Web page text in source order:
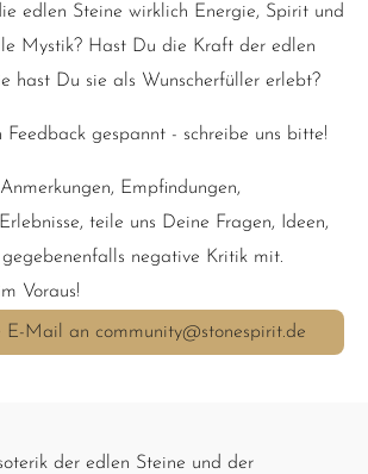
edlen Steine wirklich Energie, Spirit und
Mystik? Hast Du die Kraft der edlen
hast Du sie als Wunscherfüller erlebt?
gespannt - schreibe uns bitte!
Empfindungen,
teile uns Deine Fragen, Ideen,
negative Kritik mit.
Voraus!
E-Mail an community@stonespirit.de
der edlen Steine und der